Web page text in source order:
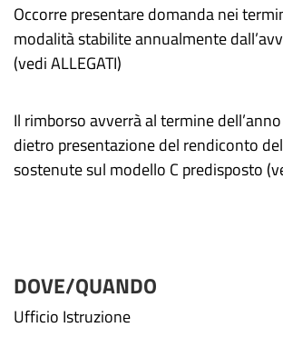
Occorre presentare domanda nei
modalità stabilite annualmente
(vedi ALLEGATI)
Il rimborso avverrà al termine
dietro presentazione del rendiconto
sostenute sul modello C predisposto
DOVE/QUANDO
Ufficio Istruzione